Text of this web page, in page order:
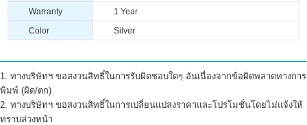
Warranty 1 Year
Color Silver
1. ทางบริษัทฯ ขอสงวนสิทธิ์ในการรับผิดชอบใดๆ อันเนื่องจากข้อผิดพลาดทางการ
พิมพ์ (ผิด/ตก)
2. ทางบริษัทฯ ขอสงวนสิทธิ์ในการเปลี่ยนแปลงราคาและโปรโมชั่นโดยไม่แจ้งให้
ทราบล่วงหน้า